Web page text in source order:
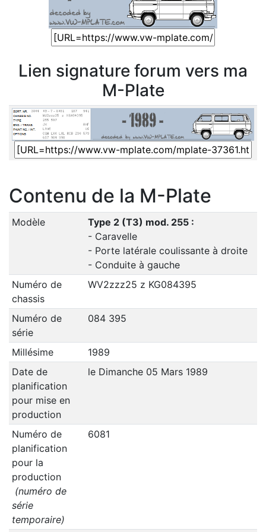
Lien signature forum vers ma
M-Plate
Contenu de la M-Plate
Modèle
Type 2 (T3) mod. 255 :
- Caravelle
- Porte latérale coulissante à droite
- Conduite à gauche
Numéro de
chassis
WV2zzz25 z KG084395
Numéro de
série
084 395
Millésime
1989
Date de
planification
pour mise en
production
le Dimanche 05 Mars 1989
Numéro de
planification
pour la
production
(numéro de
série
temporaire)
6081